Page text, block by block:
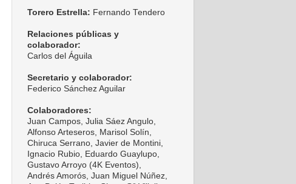
Torero Estrella: Fernando Tendero
Relaciones públicas y
colaborador:
Carlos del Águila
Secretario y colaborador:
Federico Sánchez Aguilar
Colaboradores:
Juan Campos, Julia Sáez Angulo,
Alfonso Arteseros, Marisol Solín,
Chiruca Serrano, Javier de Montini,
Ignacio Rubio, Eduardo Guaylupo,
Gustavo Arroyo (4K Eventos),
Andrés Amorós, Juan Miguel Núñez,